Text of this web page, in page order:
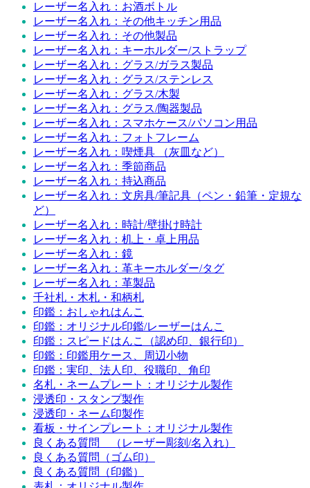
レーザー名入れ：お酒ボトル
レーザー名入れ：その他キッチン用品
レーザー名入れ：その他製品
レーザー名入れ：キーホルダー/ストラップ
レーザー名入れ：グラス/ガラス製品
レーザー名入れ：グラス/ステンレス
レーザー名入れ：グラス/木製
レーザー名入れ：グラス/陶器製品
レーザー名入れ：スマホケース/パソコン用品
レーザー名入れ：フォトフレーム
レーザー名入れ：喫煙具 （灰皿など）
レーザー名入れ：季節商品
レーザー名入れ：持込商品
レーザー名入れ：文房具/筆記具（ペン・鉛筆・定規な
ど）
レーザー名入れ：時計/壁掛け時計
レーザー名入れ：机上・卓上用品
レーザー名入れ：鏡
レーザー名入れ：革キーホルダー/タグ
レーザー名入れ：革製品
千社札・木札・和柄札
印鑑：おしゃれはんこ
印鑑：オリジナル印鑑/レーザーはんこ
印鑑：スピードはんこ（認め印、銀行印）
印鑑：印鑑用ケース、周辺小物
印鑑：実印、法人印、役職印、角印
名札・ネームプレート：オリジナル製作
浸透印・スタンプ製作
浸透印・ネーム印製作
看板・サインプレート：オリジナル製作
良くある質問 （レーザー彫刻/名入れ）
良くある質問（ゴム印）
良くある質問（印鑑）